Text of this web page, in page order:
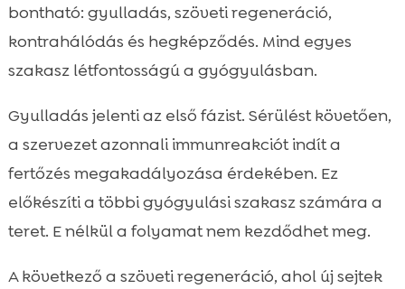
bontható: gyulladás, szöveti regeneráció,
kontrahálódás és hegképződés. Mind egyes
szakasz létfontosságú a gyógyulásban.
Gyulladás jelenti az első fázist. Sérülést követően,
a szervezet azonnali immunreakciót indít a
fertőzés megakadályozása érdekében. Ez
előkészíti a többi gyógyulási szakasz számára a
teret. E nélkül a folyamat nem kezdődhet meg.
A következő a szöveti regeneráció, ahol új sejtek